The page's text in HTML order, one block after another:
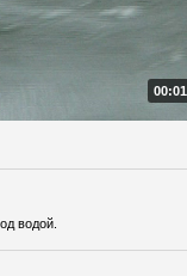
водой.